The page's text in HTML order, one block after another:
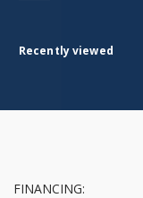
Recently viewed
FINANCING: